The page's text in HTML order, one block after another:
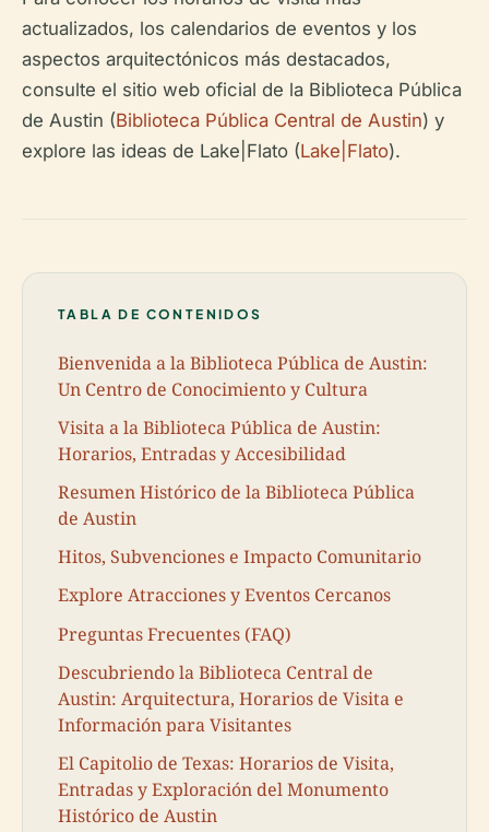
actualizados, los calendarios de eventos y los
aspectos arquitectónicos más destacados,
consulte el sitio web oficial de la Biblioteca Pública
de Austin (Biblioteca Pública Central de Austin) y
explore las ideas de Lake|Flato (Lake|Flato).
TABLA DE CONTENIDOS
Bienvenida a la Biblioteca Pública de Austin:
Un Centro de Conocimiento y Cultura
Visita a la Biblioteca Pública de Austin:
Horarios, Entradas y Accesibilidad
Resumen Histórico de la Biblioteca Pública
de Austin
Hitos, Subvenciones e Impacto Comunitario
Explore Atracciones y Eventos Cercanos
Preguntas Frecuentes (FAQ)
Descubriendo la Biblioteca Central de
Austin: Arquitectura, Horarios de Visita e
Información para Visitantes
El Capitolio de Texas: Horarios de Visita,
Entradas y Exploración del Monumento
Histórico de Austin